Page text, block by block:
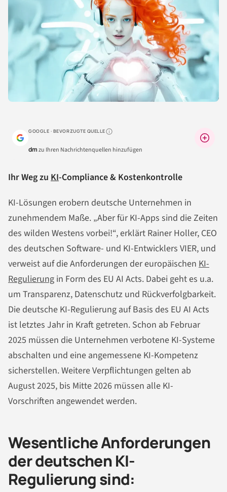
GOOGLE · BEVORZUGTE QUELLEWarum lohnt sich das?
dmzu Ihren Nachrichtenquellen hinzufügen
Ihr Weg zu KI-Compliance & Kostenkontrolle
KI-Lösungen erobern deutsche Unternehmen in
zunehmendem Maße. „Aber für KI-Apps sind die Zeiten
des wilden Westens vorbei!“, erklärt Rainer Holler, CEO
des deutschen Software- und KI-Entwicklers VIER, und
verweist auf die Anforderungen der europäischen KI-
Regulierung in Form des EU AI Acts. Dabei geht es u.a.
um Transparenz, Datenschutz und Rückverfolgbarkeit.
Die deutsche KI-Regulierung auf Basis des EU AI Acts
ist letztes Jahr in Kraft getreten. Schon ab Februar
2025 müssen die Unternehmen verbotene KI-Systeme
abschalten und eine angemessene KI-Kompetenz
sicherstellen. Weitere Verpflichtungen gelten ab
August 2025, bis Mitte 2026 müssen alle KI-
Vorschriften angewendet werden.
Wesentliche Anforderungen
der deutschen KI-
Regulierung sind: